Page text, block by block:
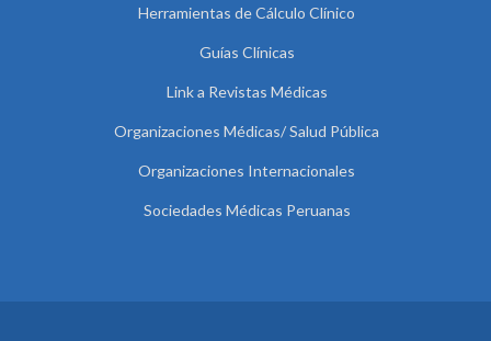
Herramientas de Cálculo Clínico
Guías Clínicas
Link a Revistas Médicas
Organizaciones Médicas/ Salud Pública
Organizaciones Internacionales
Sociedades Médicas Peruanas